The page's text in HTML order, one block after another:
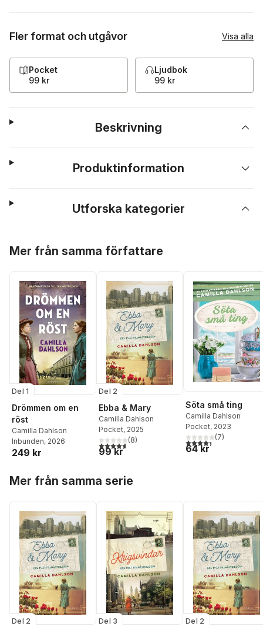
Fler format och utgåvor Visa alla
Pocket
99 kr
Ljudbok
99 kr
Beskrivning
Produktinformation
Utforska kategorier
Mer från samma författare
Del 1
Drömmen om en
röst
Camilla Dahlson
Inbunden, 2026
249 kr
Del 2
Ebba & Mary
Camilla Dahlson
Pocket, 2025
4,6utav 5 stjärnor. Totalt antal röster:
(8)
99 kr
Söta små ting
Camilla Dahlson
Pocket, 2023
4,4utav 5 stjärnor.
(7)
64 kr
Mer från samma serie
Del 2 Del 3 Del 2